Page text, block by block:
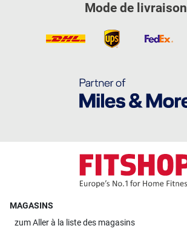
Mode de livraison
MAGASINS
zumAller à la liste des magasins